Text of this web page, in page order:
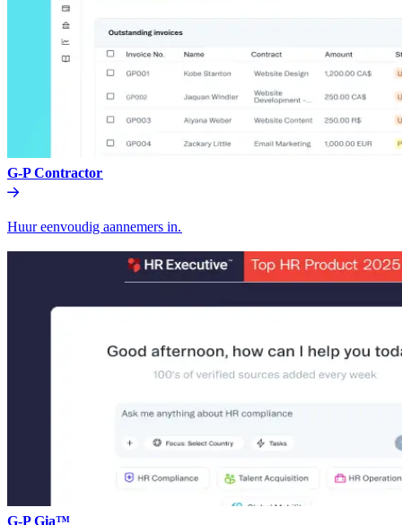
G-P Contractor​​
Huur eenvoudig aannemers in.​​
G-P Gia™​​